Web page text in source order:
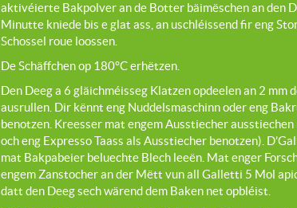
aktivéierte Bakpolver an de Botter bäimëschen an den
Minutte kniede bis e glat ass, an uschléissend fir eng
Schossel roue loossen.
De Schäffchen op 180°C erhëtzen.
Den Deeg a 6 gläichméisseg Klatzen opdeelen an 2 mm
ausrullen. Dir kënnt eng Nuddelsmaschinn oder eng
benotzen. Kreesser mat engem Ausstiecher
och eng Expresso Taass als Ausstiecher benotzen).
mat Bakpabeier beluechte Blech leeën. Mat enger
engem Zanstocher an der Mëtt vun all Galletti 5 Mol
datt den Deeg sech wärend dem Baken net opbléist.